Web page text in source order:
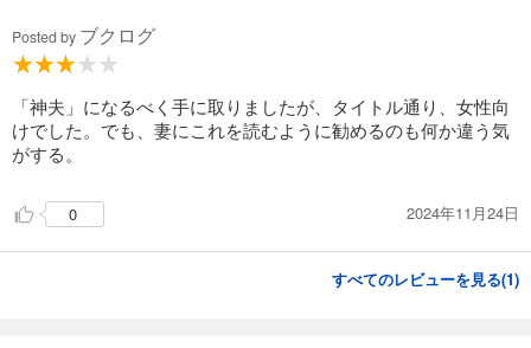
Posted by ブクログ
「神夫」になるべく手に取りましたが、タイトル通り、女性向
けでした。でも、妻にこれを読むように勧めるのも何か違う気
がする。
0 2024年11月24日
すべてのレビューを見る(1)